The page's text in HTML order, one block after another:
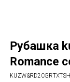
Рубашка
Romance
KUZW&RD20GRTXTSH